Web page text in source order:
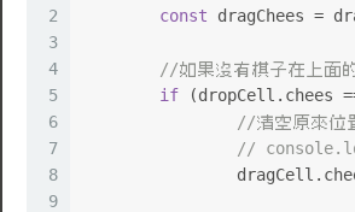
2
3
4
5
6
7
8
9
const dragChees =
//如果沒有棋子在上面
if (dropCell. chees
//清空原來位
//
		dragCell.